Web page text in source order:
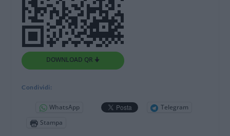
DOWNLOAD QR 🠋
Condividi:
WhatsApp
Telegram
Stampa